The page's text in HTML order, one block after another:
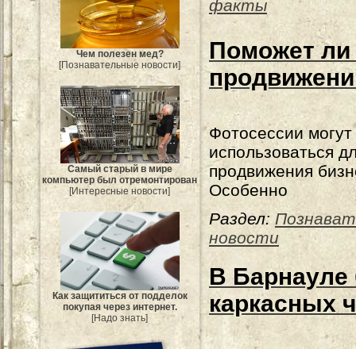
Чем полезен мед?
[Познавательные новости]
Самый старый в мире
компьютер был отремонтирован
[Интересные новости]
Как защититься от подделок
покупая через интернет.
[Надо знать]
факты
Поможет ли
Фотосессии могут
использоваться
продвижения
Особенно
Раздел:
новости
В Барнауле
каркасных